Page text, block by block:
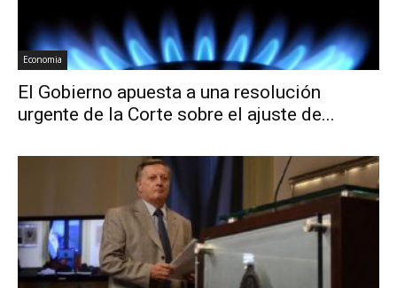
Economia
El Gobierno apuesta a una resolución
urgente de la Corte sobre el ajuste de...